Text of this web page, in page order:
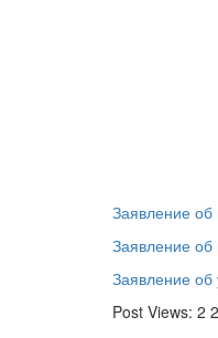
Заявление об
Заявление об
Заявление об
Post Views: 2